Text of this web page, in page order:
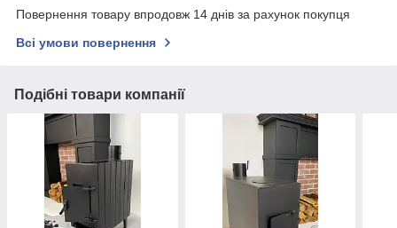
Повернення товару впродовж 14 днів за рахунок покупця
Всі умови повернення
Подібні товари компанії